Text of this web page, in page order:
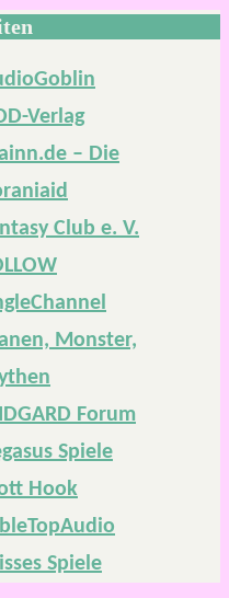
Verlag
– Die
Club e. V.
Monster,
Forum
Spiele
Hook
Spiele